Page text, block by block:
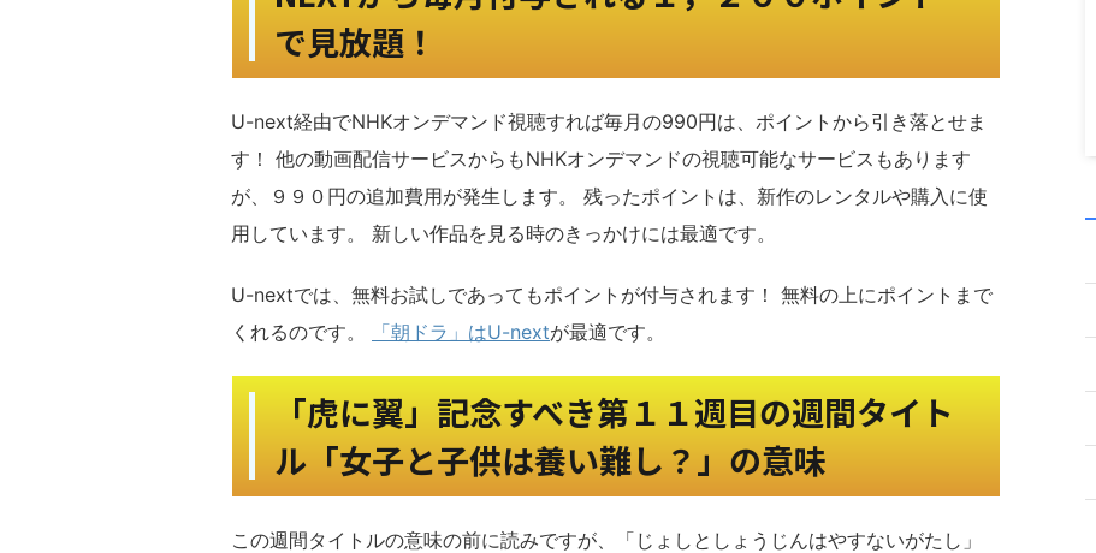
で見放題！
U-next経由でNHKオンデマンド視聴すれば毎月の990円は、ポイントから引き落とせま
す！ 他の動画配信サービスからもNHKオンデマンドの視聴可能なサービスもあります
が、９９０円の追加費用が発生します。 残ったポイントは、新作のレンタルや購入に使
用しています。 新しい作品を見る時のきっかけには最適です。
U-nextでは、無料お試しであってもポイントが付与されます！ 無料の上にポイントまで
くれるのです。
「朝ドラ」はU-nextが最適です。
「虎に翼」記念すべき第１１週目の週間タイト
ル「女子と子供は養い難し？」の意味
この週間タイトルの意味の前に読みですが、「じょしとしょうじんはやすないがたし」